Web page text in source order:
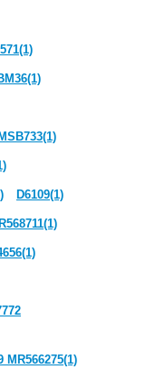
D6109(1)
MR566275(1)